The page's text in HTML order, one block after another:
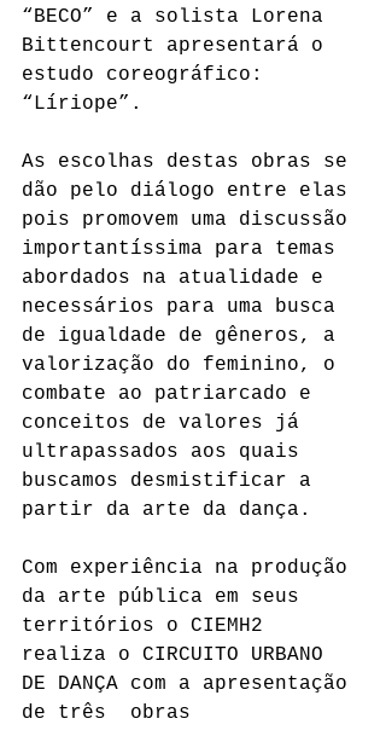
“BECO” e a solista Lorena
Bittencourt apresentará o
estudo coreográfico:
“Líriope”.
As escolhas destas obras se
dão pelo diálogo entre elas
pois promovem uma discussão
importantíssima para temas
abordados na atualidade e
necessários para uma busca
de igualdade de gêneros, a
valorização do feminino, o
combate ao patriarcado e
conceitos de valores já
ultrapassados aos quais
buscamos desmistificar a
partir da arte da dança.
Com experiência na produção
da arte pública em seus
territórios o CIEMH2
realiza o CIRCUITO URBANO
DE DANÇA com a apresentação
de três  obras